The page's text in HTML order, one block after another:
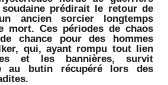
prédirait le retour de
ancien sorcier longtemps
mort. Ces périodes de chaos
chance pour des hommes
qui, ayant rompu tout lien
et les bannières, survit
au butin récupéré lors des